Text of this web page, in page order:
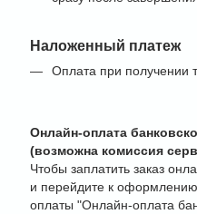
Наложенный платеж
Оплата при получении
Онлайн-оплата
(возможна комиссия
Чтобы заплатить заказ
и перейдите к
оплаты "Онлайн-оплата